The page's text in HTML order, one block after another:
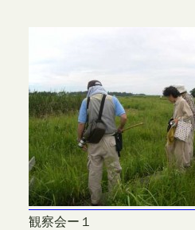
観察会ー１